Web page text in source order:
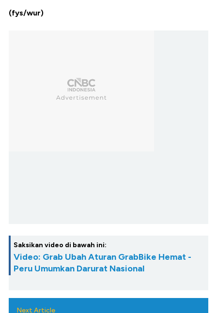
(fys/wur)
Saksikan video di bawah ini:
Video: Grab Ubah Aturan GrabBike Hemat -
Peru Umumkan Darurat Nasional
Next Article